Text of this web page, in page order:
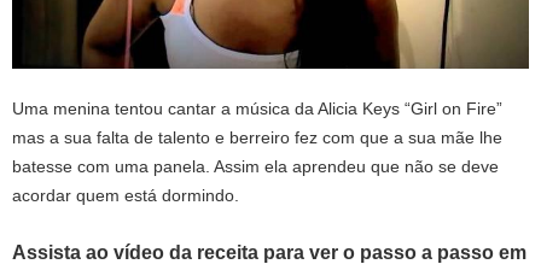
Uma menina tentou cantar a música da Alicia Keys “Girl on Fire”
mas a sua falta de talento e berreiro fez com que a sua mãe lhe
batesse com uma panela. Assim ela aprendeu que não se deve
acordar quem está dormindo.
Assista ao vídeo da receita para ver o passo a passo em